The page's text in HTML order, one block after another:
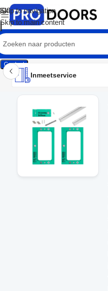
Skip to navigation
Skip to main content
Contact
Inmeetservice
Montageservice
Advies op maat
Showroom
Inmeetservice